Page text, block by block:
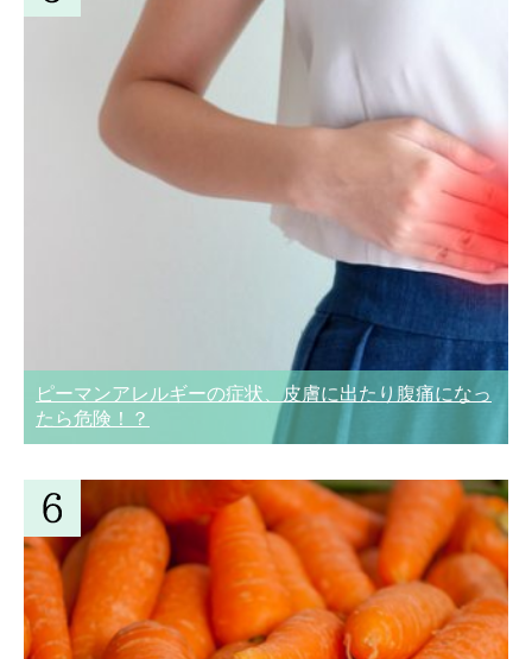
ピーマンアレルギーの症状、皮膚に出たり腹痛になっ
たら危険！？